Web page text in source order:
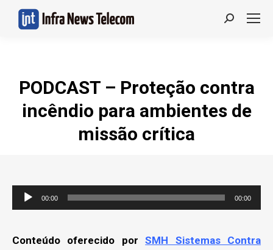
Search:
PODCAST – Proteção contra
incêndio para ambientes de
missão crítica
Tocador
de
00:00 00:00
Conteúdo oferecido porSMH Sistemas Contra